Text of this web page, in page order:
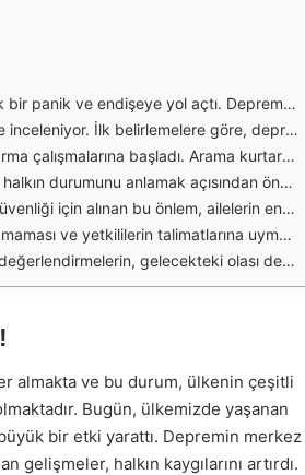
için acil önlemler alınacağını açıkladı. Deprem, birçok insanın evlerini terk etmesine ve geçici barınma alanlarına yönelmesine neden oldu.
ile bağlantılıdır. Uzmanlar, bölgede meydana gelen sarsıntıların, fay hatlarının yeniden aktif hale gelmesinin bir sonucu olduğunu belirtmektedir.
sevk etmek için hazırlıklarını yapıyor. Bu süreçte, gönüllülerin de yardım için seferber olduğu gözlemleniyor.
aktif bir şekilde kullanıyor. Yerel yönetimlerin de bilgilendirme yapması, halk arasında bilgi kirliliğini önlemek açısından büyük önem taşıyor.
belirtiyor. Bu durum, eğitim alanında yaşanacak olası aksaklıkların en aza indirilmesine yönelik bir adım olarak değerlendiriliyor.
durumunda yardım istemeleri gerektiğini hatırlatıyor. Bu tür durumlarda, toplumsal dayanışmanın önemi bir kez daha ortaya çıkıyor.
ele alınması gerektiği ifade ediliyor. Ayrıca, deprem eğitimlerinin artırılması, halkın bu tür durumlarla daha bilinçli bir şekilde başa çıkabilmesini sağlayacaktır.
almakta ve bu durum, ülkenin çeşitli
Bugün, ülkemizde yaşanan
bir etki yarattı. Depremin merkez
halkın kaygılarını artırdı.